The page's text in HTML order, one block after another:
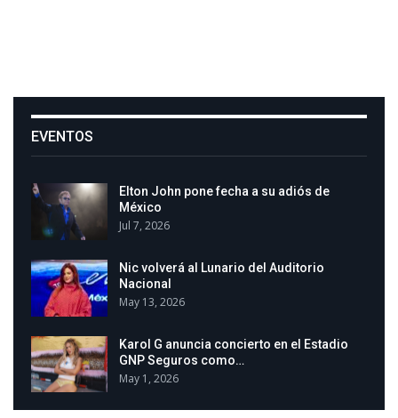
EVENTOS
Elton John pone fecha a su adiós de
México
Jul 7, 2026
Nic volverá al Lunario del Auditorio
Nacional
May 13, 2026
Karol G anuncia concierto en el Estadio
GNP Seguros como…
May 1, 2026